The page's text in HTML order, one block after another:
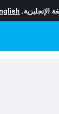
الإنجليزية.